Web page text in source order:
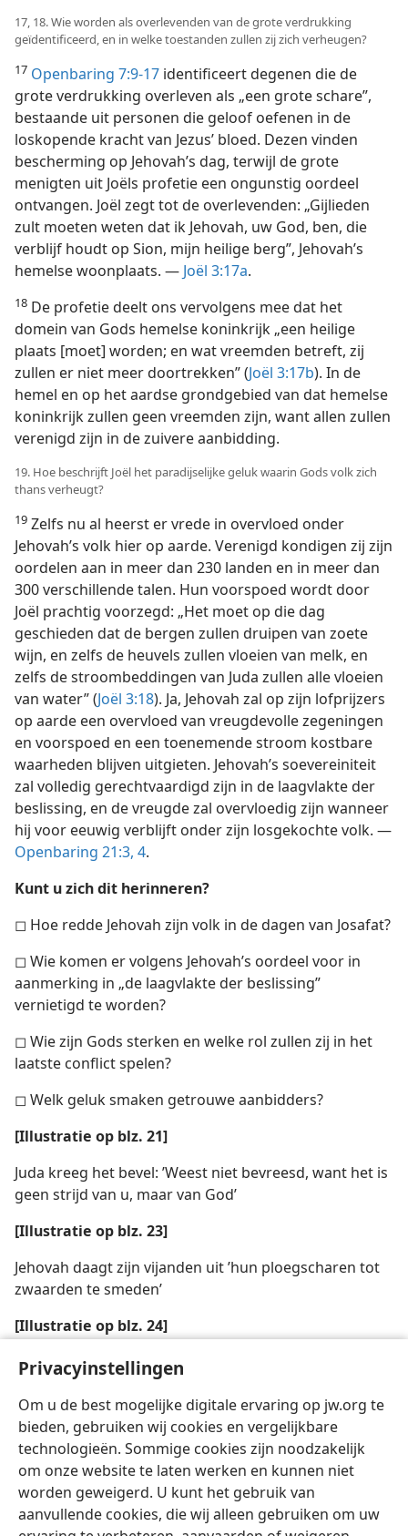
Privacyinstellingen
Om u de best mogelijke digitale ervaring op jw.org te
bieden, gebruiken wij cookies en vergelijkbare
technologieën. Sommige cookies zijn noodzakelijk
om onze website te laten werken en kunnen niet
worden geweigerd. U kunt het gebruik van
aanvullende cookies, die wij alleen gebruiken om uw
17, 18. Wie worden als overlevenden van de grote verdrukking
geïdentificeerd, en in welke toestanden zullen zij zich verheugen?
17 Openbaring 7:9-17 identificeert degenen die de
grote verdrukking overleven als „een grote schare”,
bestaande uit personen die geloof oefenen in de
loskopende kracht van Jezus’ bloed. Dezen vinden
bescherming op Jehovah’s dag, terwijl de grote
menigten uit Joëls profetie een ongunstig oordeel
ontvangen. Joël zegt tot de overlevenden: „Gijlieden
zult moeten weten dat ik Jehovah, uw God, ben, die
verblijf houdt op Sion, mijn heilige berg”, Jehovah’s
hemelse woonplaats. — Joël 3:17a.
18 De profetie deelt ons vervolgens mee dat het
domein van Gods hemelse koninkrijk „een heilige
plaats [moet] worden; en wat vreemden betreft, zij
zullen er niet meer doortrekken” (Joël 3:17b). In de
hemel en op het aardse grondgebied van dat hemelse
koninkrijk zullen geen vreemden zijn, want allen zullen
verenigd zijn in de zuivere aanbidding.
19. Hoe beschrijft Joël het paradijselijke geluk waarin Gods volk zich
thans verheugt?
19 Zelfs nu al heerst er vrede in overvloed onder
Jehovah’s volk hier op aarde. Verenigd kondigen zij zijn
oordelen aan in meer dan 230 landen en in meer dan
300 verschillende talen. Hun voorspoed wordt door
Joël prachtig voorzegd: „Het moet op die dag
geschieden dat de bergen zullen druipen van zoete
wijn, en zelfs de heuvels zullen vloeien van melk, en
zelfs de stroombeddingen van Juda zullen alle vloeien
van water” (Joël 3:18). Ja, Jehovah zal op zijn lofprijzers
op aarde een overvloed van vreugdevolle zegeningen
en voorspoed en een toenemende stroom kostbare
waarheden blijven uitgieten. Jehovah’s soevereiniteit
zal volledig gerechtvaardigd zijn in de laagvlakte der
beslissing, en de vreugde zal overvloedig zijn wanneer
hij voor eeuwig verblijft onder zijn losgekochte volk. —
Openbaring 21:3, 4.
Kunt u zich dit herinneren?
◻ Hoe redde Jehovah zijn volk in de dagen van Josafat?
◻ Wie komen er volgens Jehovah’s oordeel voor in
aanmerking in „de laagvlakte der beslissing”
vernietigd te worden?
◻ Wie zijn Gods sterken en welke rol zullen zij in het
laatste conflict spelen?
◻ Welk geluk smaken getrouwe aanbidders?
[Illustratie op blz. 21]
Juda kreeg het bevel: ’Weest niet bevreesd, want het is
geen strijd van u, maar van God’
[Illustratie op blz. 23]
Jehovah daagt zijn vijanden uit ’hun ploegscharen tot
zwaarden te smeden’
[Illustratie op blz. 24]
De bijbel identificeert een grote schare overlevenden
van de grote verdrukking
Nederlands Delen Instellingen
Copyright© 2026 Watch Tower Bible and Tract Society of Pennsylvania